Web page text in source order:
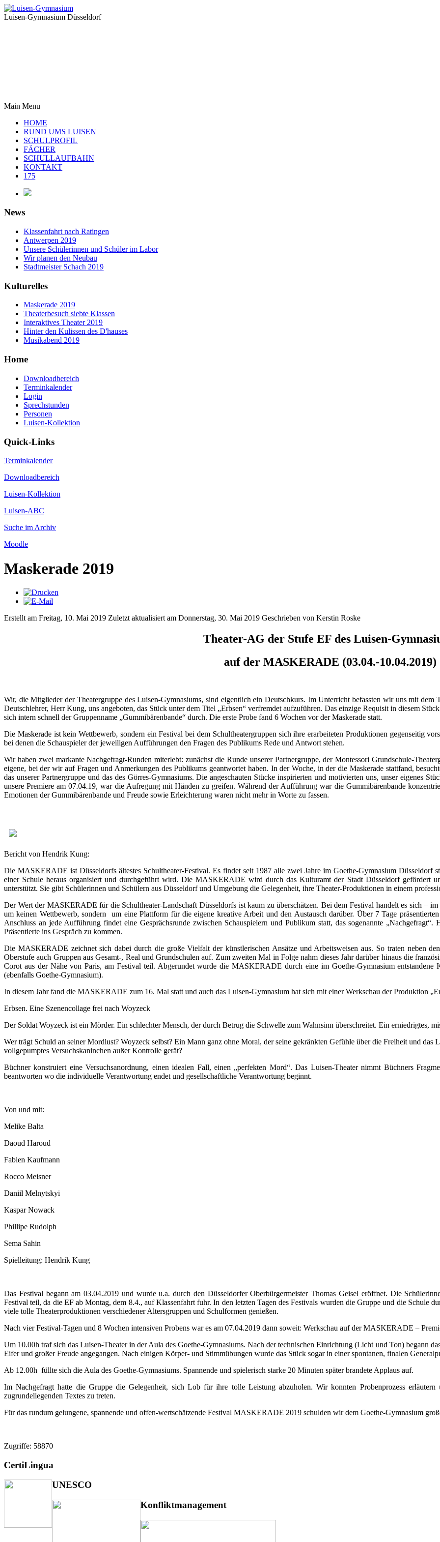
Luisen-Gymnasium Düsseldorf
Main Menu
HOME
RUND UMS LUISEN
SCHULPROFIL
FÄCHER
SCHULLAUFBAHN
KONTAKT
175
News
Klassenfahrt nach Ratingen
Antwerpen 2019
Unsere Schülerinnen und Schüler im Labor
Wir planen den Neubau
Stadtmeister Schach 2019
Kulturelles
Maskerade 2019
Theaterbesuch siebte Klassen
Interaktives Theater 2019
Hinter den Kulissen des D'hauses
Musikabend 2019
Home
Downloadbereich
Terminkalender
Login
Sprechstunden
Personen
Luisen-Kollektion
Quick-Links
Terminkalender
Downloadbereich
Luisen-Kollektion
Luisen-ABC
Suche im Archiv
Moodle
Maskerade 2019
Erstellt am Freitag, 10. Mai 2019 Zuletzt aktualisiert am Donnerstag, 30. Mai 2019 Geschrieben von Kerstin Roske
Theater-AG der Stufe EF des Luisen-
auf der MASKERADE (03.04.-10.04.2019)
Wir, die Mitglieder der Theatergruppe des Luisen-Gymnasiums, sind eigentlich ein Deutschkurs. Im Unterricht befassten wir uns mit dem
Deutschlehrer, Herr Kung, uns angeboten, das Stück unter dem Titel „Erbsen“ verfremdet aufzuführen. Das einzige Requisit in diesem
sich intern schnell der Gruppenname „Gummibärenbande“ durch. Die erste Probe fand 6 Wochen vor der Maskerade statt.
Die Maskerade ist kein Wettbewerb, sondern ein Festival bei dem Schultheatergruppen sich ihre erarbeiteten Produktionen gegenseitig
bei denen die Schauspieler der jeweiligen Aufführungen den Fragen des Publikums Rede und Antwort stehen.
Wir haben zwei markante Nachgefragt-Runden miterlebt: zunächst die Runde unserer Partnergruppe, der Montessori Grundschule-
eigene, bei der wir auf Fragen und Anmerkungen des Publikums geantwortet haben. In der Woche, in der die Maskerade stattfand,
das unserer Partnergruppe und das des Görres-Gymnasiums. Die angeschauten Stücke inspirierten und motivierten uns, unser eigenes
unsere Premiere am 07.04.19, war die Aufregung mit Händen zu greifen. Während der Aufführung war die Gummibärenbande
Emotionen der Gummibärenbande und Freude sowie Erleichterung waren nicht mehr in Worte zu fassen.
Bericht von Hendrik Kung:
Die MASKERADE ist Düsseldorfs ältestes Schultheater-Festival. Es findet seit 1987 alle zwei Jahre im Goethe-Gymnasium Düsseldorf
einer Schule heraus organisiert und durchgeführt wird. Die MASKERADE wird durch das Kulturamt der Stadt Düsseldorf gefördert
unterstützt. Sie gibt Schülerinnen und Schülern aus Düsseldorf und Umgebung die Gelegenheit, ihre Theater-Produktionen in einem
Der Wert der MASKERADE für die Schultheater-Landschaft Düsseldorfs ist kaum zu überschätzen. Bei dem Festival handelt es sich –
um keinen Wettbewerb, sondern um eine Plattform für die eigene kreative Arbeit und den Austausch darüber. Über 7 Tage
Anschluss an jede Aufführung findet eine Gesprächsrunde zwischen Schauspielern und Publikum statt, das sogenannte
Präsentierte ins Gespräch zu kommen.
Die MASKERADE zeichnet sich dabei durch die große Vielfalt der künstlerischen Ansätze und Arbeitsweisen aus. So traten neben
Oberstufe auch Gruppen aus Gesamt-, Real und Grundschulen auf. Zum zweiten Mal in Folge nahm dieses Jahr darüber hinaus die
Corot aus der Nähe von Paris, am Festival teil. Abgerundet wurde die MASKERADE durch eine im Goethe-Gymnasium entstandene
(ebenfalls Goethe-Gymnasium).
In diesem Jahr fand die MASKERADE zum 16. Mal statt und auch das Luisen-Gymnasium hat sich mit einer Werkschau der Produktion
Erbsen. Eine Szenencollage frei nach Woyzeck
Der Soldat Woyzeck ist ein Mörder. Ein schlechter Mensch, der durch Betrug die Schwelle zum Wahnsinn überschreitet. Ein erniedrigtes,
Wer trägt Schuld an seiner Mordlust? Woyzeck selbst? Ein Mann ganz ohne Moral, der seine gekränkten Gefühle über die Freiheit und das
vollgepumptes Versuchskaninchen außer Kontrolle gerät?
Büchner konstruiert eine Versuchsanordnung, einen idealen Fall, einen „perfekten Mord“. Das Luisen-Theater nimmt Büchners
beantworten wo die individuelle Verantwortung endet und gesellschaftliche Verantwortung beginnt.
Von und mit:
Melike Balta
Daoud Haroud
Fabien Kaufmann
Rocco Meisner
Daniil Melnytskyi
Kaspar Nowack
Phillipe Rudolph
Sema Sahin
Spielleitung: Hendrik Kung
Das Festival begann am 03.04.2019 und wurde u.a. durch den Düsseldorfer Oberbürgermeister Thomas Geisel eröffnet. Die
Festival teil, da die EF ab Montag, dem 8.4., auf Klassenfahrt fuhr. In den letzten Tagen des Festivals wurden die Gruppe und die Schule
viele tolle Theaterproduktionen verschiedener Altersgruppen und Schulformen genießen.
Nach vier Festival-Tagen und 8 Wochen intensiven Probens war es am 07.04.2019 dann soweit: Werkschau auf der MASKERADE –
Um 10.00h traf sich das Luisen-Theater in der Aula des Goethe-Gymnasiums. Nach der technischen Einrichtung (Licht und Ton) begann
Eifer und großer Freude angegangen. Nach einigen Körper- und Stimmübungen wurde das Stück sogar in einer spontanen, finalen
Ab 12.00h füllte sich die Aula des Goethe-Gymnasiums. Spannende und spielerisch starke 20 Minuten später brandete Applaus auf.
Im Nachgefragt hatte die Gruppe die Gelegenheit, sich Lob für ihre tolle Leistung abzuholen. Wir konnten Probenprozess erläutern
zugrundeliegenden Textes zu treten.
Für das rundum gelungene, spannende und offen-wertschätzende Festival MASKERADE 2019 schulden wir dem Goethe-Gymnasium
Zugriffe: 58870
CertiLingua
UNESCO
Konfliktmanagement